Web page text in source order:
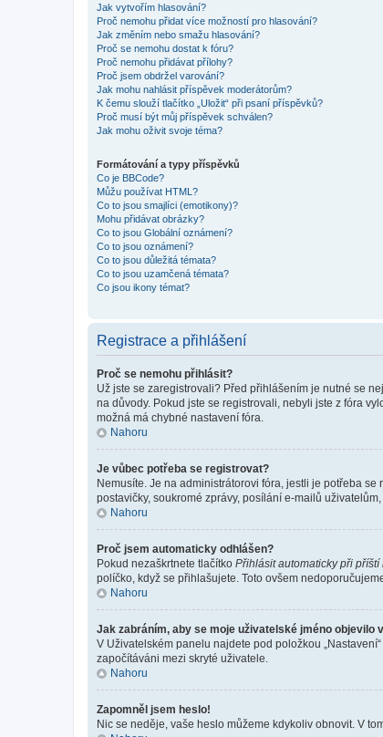
Jak vytvořím hlasování?
Proč nemohu přidat více možností pro hlasování?
Jak změním nebo smažu hlasování?
Proč se nemohu dostat k fóru?
Proč nemohu přidávat přílohy?
Proč jsem obdržel varování?
Jak mohu nahlásit příspěvek moderátorům?
K čemu slouží tlačítko „Uložit“ při psaní příspěvků?
Proč musí být můj příspěvek schválen?
Jak mohu oživit svoje téma?
Formátování a typy příspěvků
Co je BBCode?
Můžu používat HTML?
Co to jsou smajlíci (emotikony)?
Mohu přidávat obrázky?
Co to jsou Globální oznámení?
Co to jsou oznámení?
Co to jsou důležitá témata?
Co to jsou uzamčená témata?
Co jsou ikony témat?
Registrace a přihlášení
Proč se nemohu přihlásit?
Už jste se zaregistrovali? Před přihlášením je nutné se
na důvody. Pokud jste se registrovali, nebyli jste z fóra
možná má chybné nastavení fóra.
Nahoru
Je vůbec potřeba se registrovat?
Nemusíte. Je na administrátorovi fóra, jestli je potřeba
postavičky, soukromé zprávy, posílání e-mailů
Nahoru
Proč jsem automaticky odhlášen?
Pokud nezaškrtnete tlačítko Přihlásit automaticky při příští
políčko, když se přihlašujete. Toto ovšem
Nahoru
Jak zabráním, aby se moje uživatelské jméno objevilo
V Uživatelském panelu najdete pod položkou
započítáváni mezi skryté uživatele.
Nahoru
Zapomněl jsem heslo!
Nic se neděje, vaše heslo můžeme kdykoliv obnovit. V